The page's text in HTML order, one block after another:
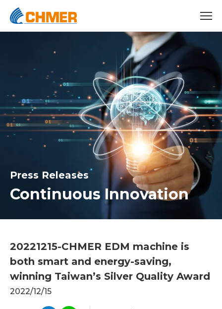
Press Releases
Continuous Innovation
20221215-CHMER EDM machine is
both smart and energy-saving,
winning Taiwan’s Silver Quality Award
2022/12/15